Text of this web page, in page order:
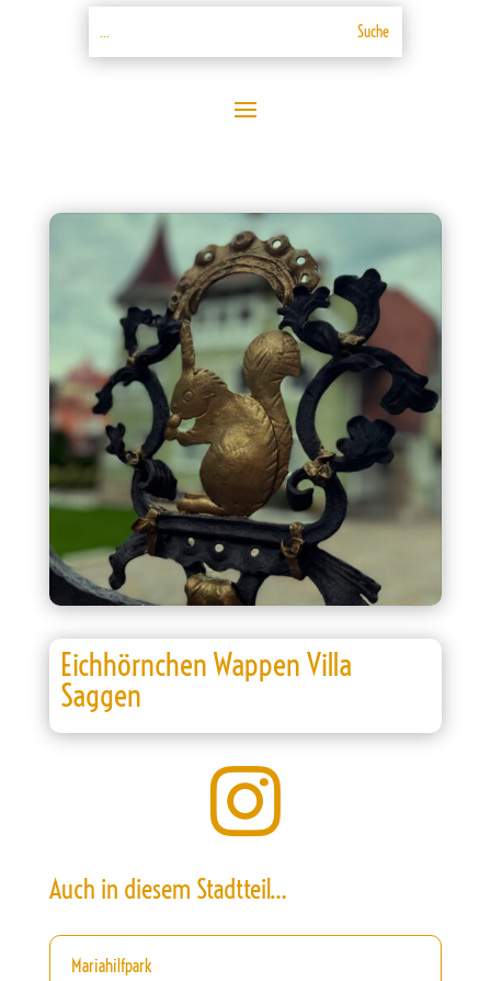
Eichhörnchen Wappen Villa
Saggen

Auch in diesem Stadtteil…
Mariahilfpark